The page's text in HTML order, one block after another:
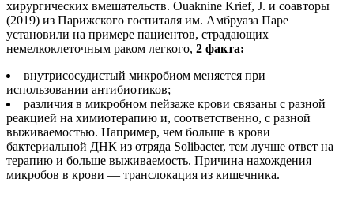
хирургических вмешательств. Ouaknine Krief, J. и соавторы
(2019) из Парижского госпиталя им. Амбруаза Паре
установили на примере пациентов, страдающих
немелкоклеточным раком легкого, 2 факта:
внутрисосудистый микробиом меняется при
использовании антибиотиков;
различия в микробном пейзаже крови связаны с разной
реакцией на химиотерапию и, соответственно, с разной
выживаемостью. Например, чем больше в крови
бактериальной ДНК из отряда Solibacter, тем лучше ответ на
терапию и больше выживаемость. Причина нахождения
микробов в крови — транслокация из кишечника.